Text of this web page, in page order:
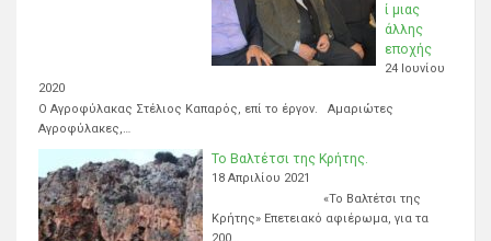
ί μιας
άλλης
εποχής
24 Ιουνίου
2020
Ο Αγροφύλακας Στέλιος Καπαρός, επί το έργον. Αμαριώτες
Αγροφύλακες,…
Το Βαλτέτσι της Κρήτης.
18 Απριλίου 2021
«Το Βαλτέτσι της
Κρήτης» Επετειακό αφιέρωμα, για τα
200…